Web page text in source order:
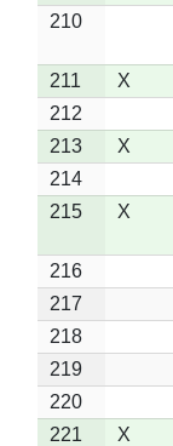
210
211
X
212
213
X
214
215
X
216
217
218
219
220
221
X